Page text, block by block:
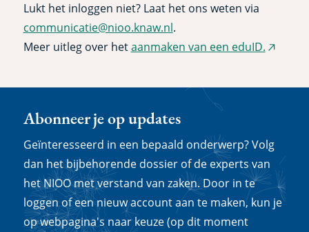
Lukt het inloggen niet? Laat het ons weten via
communicatie@nioo.knaw.nl.
Meer uitleg over hetaanmaken van een eduID.
Abonneer je op updates
Geïnteresseerd in een bepaald onderwerp? Volg
dan het bijbehorende dossier of de experts van
het NIOO met verstand van zaken. Door in te
loggen of een nieuw account aan te maken, kun je
op webpagina's naar keuze (op dit moment